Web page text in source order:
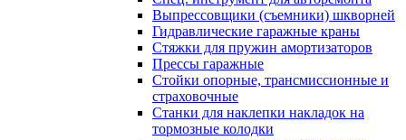
Выпрессовщики (съемники) шкворней
Гидравлические гаражные краны
Стяжки для пружин амортизаторов
Прессы гаражные
Стойки опорные, трансмиссионные и
страховочные
Станки для наклепки накладок на
тормозные колодки